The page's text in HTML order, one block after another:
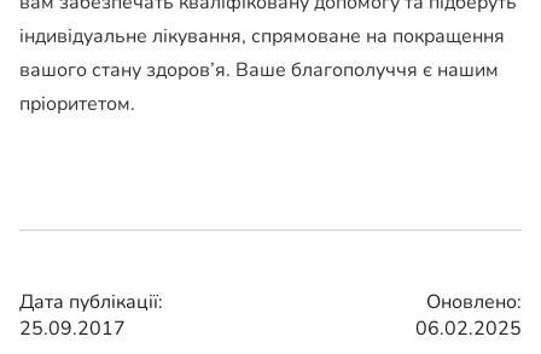
індивідуальне лікування, спрямоване на покращення
вашого стану здоров’я. Ваше благополуччя є нашим
пріоритетом.
Дата публікації:
25.09.2017
Оновлено:
06.02.2025